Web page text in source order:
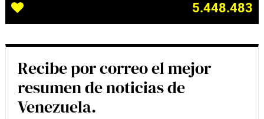
5.448.483
Recibe por correo el mejor
resumen de noticias de
Venezuela.